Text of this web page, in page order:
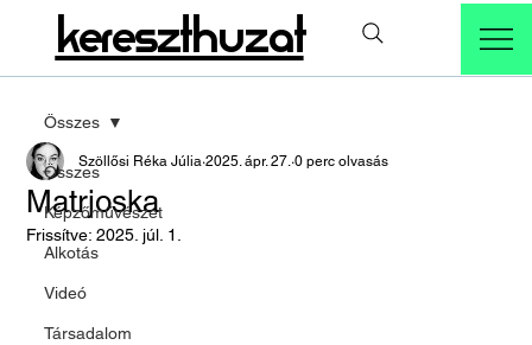
kereszthuzat
Összes
Képzőművészet
Alkotás
Videó
Társadalom
Összes
Matrjoska
Szöllősi Réka Júlia 2025. ápr. 27. 0 perc olvasás
Frissítve:2025. júl. 1.